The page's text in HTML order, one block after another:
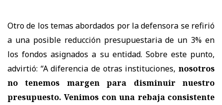
Otro de los temas abordados por la defensora se refirió
a una posible reducción presupuestaria de un 3% en
los fondos asignados a su entidad. Sobre este punto,
advirtió: “A diferencia de otras instituciones, nosotros
no tenemos margen para disminuir nuestro
presupuesto. Venimos con una rebaja consistente